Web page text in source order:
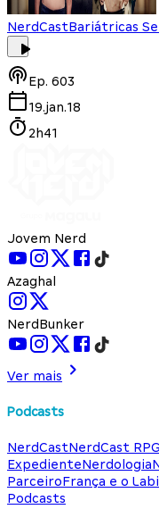
NerdCastBariátricas
Ep. 603
19.jan.18
2h41
Jovem Nerd
Azaghal
NerdBunker
Ver mais
Podcasts
NerdCastNerdCast RPG
ExpedienteNerdologia
ParceiroFrança e o
Podcasts